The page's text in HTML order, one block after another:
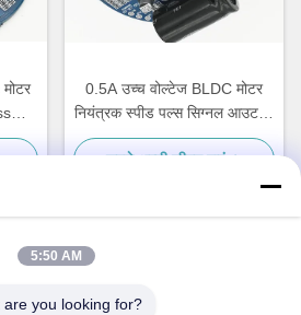
0.5A उच्च वोल्टेज BLDC मोटर
नियंत्रक स्पीड पल्स सिग्नल आउटपुट
-20 - 85 ℃
सबसे अच्छी कीमत पाएं
5:50 AM
you looking for?